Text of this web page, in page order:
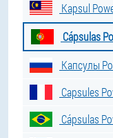
Kapsul
Cápsulas
Капсулы
Capsules
Cápsulas